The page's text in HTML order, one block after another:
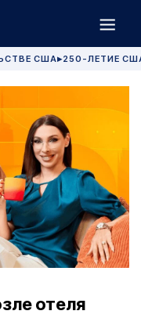
США▶250-ЛЕТИЕ
отеля